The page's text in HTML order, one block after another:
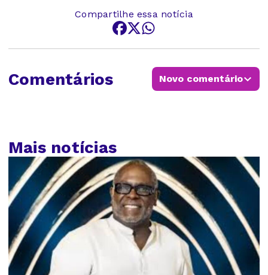
Compartilhe essa notícia
Comentários Novo comentário
Mais notícias